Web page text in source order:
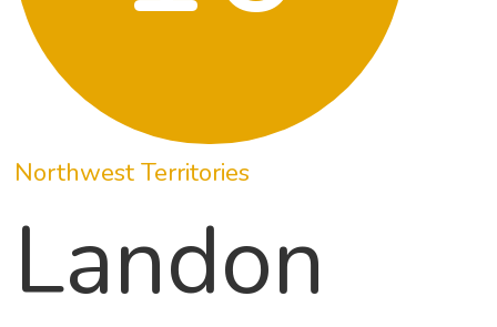
Northwest Territories
Landon